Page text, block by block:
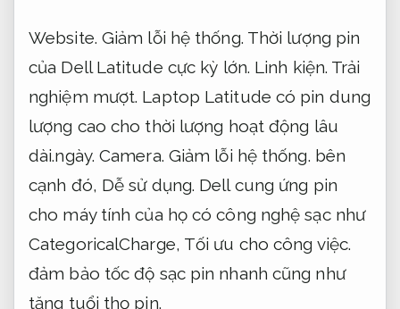
Website. Giảm lỗi hệ thống. Thời lượng pin
của Dell Latitude cực kỳ lớn. Linh kiện. Trải
nghiệm mượt. Laptop Latitude có pin dung
lượng cao cho thời lượng hoạt động lâu
dài.ngày. Camera. Giảm lỗi hệ thống. bên
cạnh đó, Dễ sử dụng. Dell cung ứng pin
cho máy tính của họ có công nghệ sạc như
CategoricalCharge, Tối ưu cho công việc.
đảm bảo tốc độ sạc pin nhanh cũng như
tăng tuổi thọ pin.